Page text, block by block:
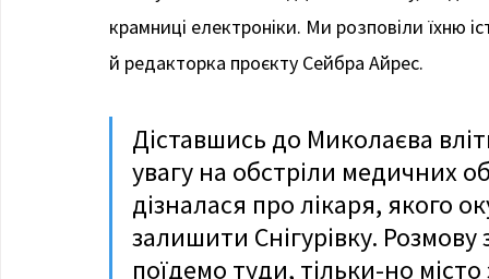
крамниці електроніки. Ми розповіли їхню
й редакторка проєкту Сейбра Айрес.
Діставшись до Миколаєва
увагу на обстріли медичних
дізналася про лікаря, якого
залишити Снігурівку.
поїдемо туди, тільки-но